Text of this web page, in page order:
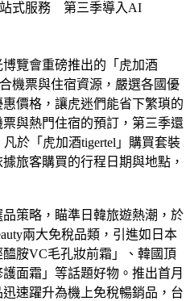
式服務　第三季導入AI
覽會重磅推出的「虎加酒
機票與住宿資源，嚴選各國優
價格，讓虎迷們能省下繁瑣的
與熱門住宿的預訂，第三季還
於「虎加酒tigertel」購買套裝
旅客購買的行程日期與地點，
策略，瞄準日韓旅遊熱潮，於
兩大免稅品類，引進如日本
胺VC毛孔妝前霜」、韓國頂
面霜」等話題好物。推出首月
速躍升為機上免稅暢銷品，台